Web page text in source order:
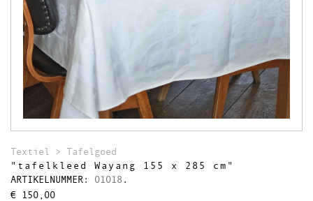
Textiel
Shirts
Tafelgoed
Theedoeken
Wandkleden
Uitverkocht
Textiel >
Tafelgoed
"tafelkleed Wayang 155 x 285 cm"
ARTIKELNUMMER: 01018 .
€ 150,00